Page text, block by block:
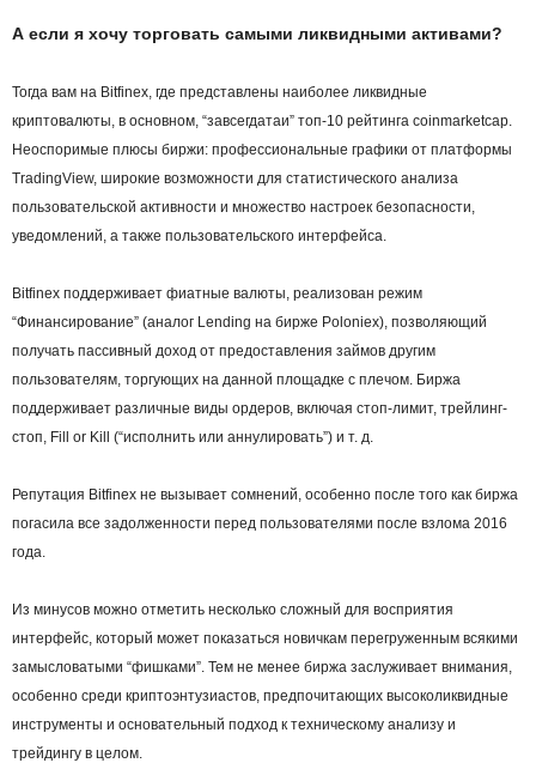
А если я хочу торговать самыми ликвидными активами?
Тогда вам на Bitfinex, где представлены наиболее ликвидные
криптовалюты, в основном, “завсегдатаи” топ-10 рейтинга coinmarketcap.
Неоспоримые плюсы биржи: профессиональные графики от платформы
TradingView, широкие возможности для статистического анализа
пользовательской активности и множество настроек безопасности,
уведомлений, а также пользовательского интерфейса.
Bitfinex поддерживает фиатные валюты, реализован режим
“Финансирование” (аналог Lending на бирже Poloniex), позволяющий
получать пассивный доход от предоставления займов другим
пользователям, торгующих на данной площадке с плечом. Биржа
поддерживает различные виды ордеров, включая стоп-лимит, трейлинг-
стоп, Fill or Kill (“исполнить или аннулировать”) и т. д.
Репутация Bitfinex не вызывает сомнений, особенно после того как биржа
погасила все задолженности перед пользователями после взлома 2016
года.
Из минусов можно отметить несколько сложный для восприятия
интерфейс, который может показаться новичкам перегруженным всякими
замысловатыми “фишками”. Тем не менее биржа заслуживает внимания,
особенно среди криптоэнтузиастов, предпочитающих высоколиквидные
инструменты и основательный подход к техническому анализу и
трейдингу в целом.